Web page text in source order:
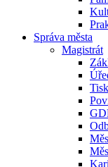
Správa města
Magistrát